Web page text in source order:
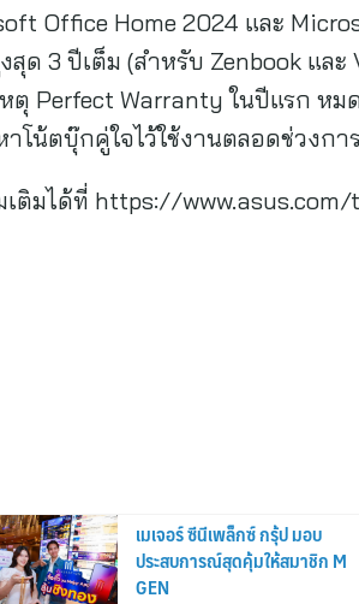
Office Home 2024 และ
ด 3 ปีเต็ม (สำหรับ Zenbook แล
Perfect Warranty ในปีแรก หม
น้ตบุ๊กคู่ใจไว้ใช้งานตลอดช่วงกา
ติมได้ที่ https://
เมเจอร์ ซีนีเพล็กซ์ กรุ้ป มอบ
ประสบการณ์สุดคุ้มให้สมาชิก M
GEN